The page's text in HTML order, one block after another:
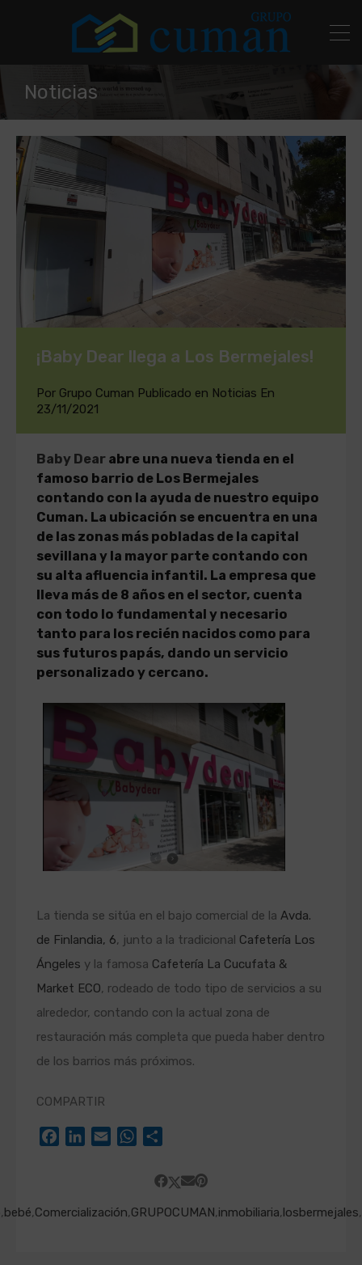
Noticias
¡Baby Dear llega a Los Bermejales!
Por Grupo Cuman Publicado en Noticias En
23/11/2021
Baby Dear abre una nueva tienda en el
famoso barrio de Los Bermejales
contando con la ayuda de nuestro equipo
Cuman. La ubicación se encuentra en una
de las zonas más pobladas de la capital
sevillana y la mayor parte contando con
su alta afluencia infantil. La empresa que
lleva más de 8 años en el sector, cuenta
con todo lo fundamental y necesario
tanto para los recién nacidos como para
sus futuros papás, dando un servicio
personalizado y cercano.
La tienda se sitúa en el bajo comercial de la Avda.
de Finlandia, 6, junto a la tradicional Cafetería Los
Ángeles y la famosa Cafetería La Cucufata &
Market ECO, rodeado de todo tipo de servicios a su
alrededor, contando con la actual zona de
restauración más completa que pueda haber dentro
de los barrios más próximos.
COMPARTIR
FacebookLinkedIn
Email WhatsApp
, bebé,Comercialización,GRUPOCUMAN,inmobiliaria, losbermejales,